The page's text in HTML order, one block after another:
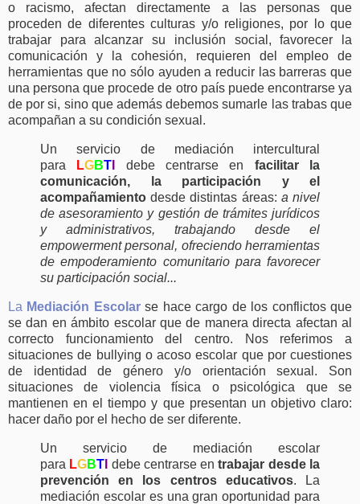
o racismo, afectan directamente a las personas que
proceden de diferentes culturas y/o religiones, por lo que
trabajar para alcanzar su inclusión social, favorecer la
comunicación y la cohesión, requieren del empleo de
herramientas que no sólo ayuden a reducir las barreras que
una persona que procede de otro país puede encontrarse ya
de por si, sino que además debemos sumarle las trabas que
acompañan a su condición sexual.
Un servicio de mediación intercultural
para
LGBT debe centrarse en facilitar la
comunicación, la participación y el
acompañamiento desde distintas áreas: a nivel
de asesoramiento y gestión de trámites jurídicos
y administrativos, trabajando desde el
empowerment personal, ofreciendo herramientas
de empoderamiento comunitario para favorecer
su participación social...
La Mediación Escolarse hace cargo de los conflictos que
se dan en ámbito escolar que de manera directa afectan al
correcto funcionamiento del centro. Nos referimos a
situaciones de bullying o acoso escolar que por cuestiones
de identidad de género y/o orientación sexual. Son
situaciones de violencia física o psicológica que se
mantienen en el tiempo y que presentan un objetivo claro:
hacer daño por el hecho de ser diferente.
Un servicio de mediación escolar
para LGBT debe centrarse entrabajar desde la
prevención en los centros educativos. La
mediación escolar es una gran oportunidad para